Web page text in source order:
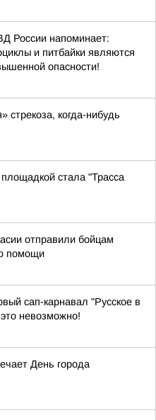
России напоминает:
и питбайки являются
опасности!
стрекоза, когда-нибудь
стала "Трасса
отправили бойцам
помощи
сап-карнавал "Русское в
невозможно!
День города